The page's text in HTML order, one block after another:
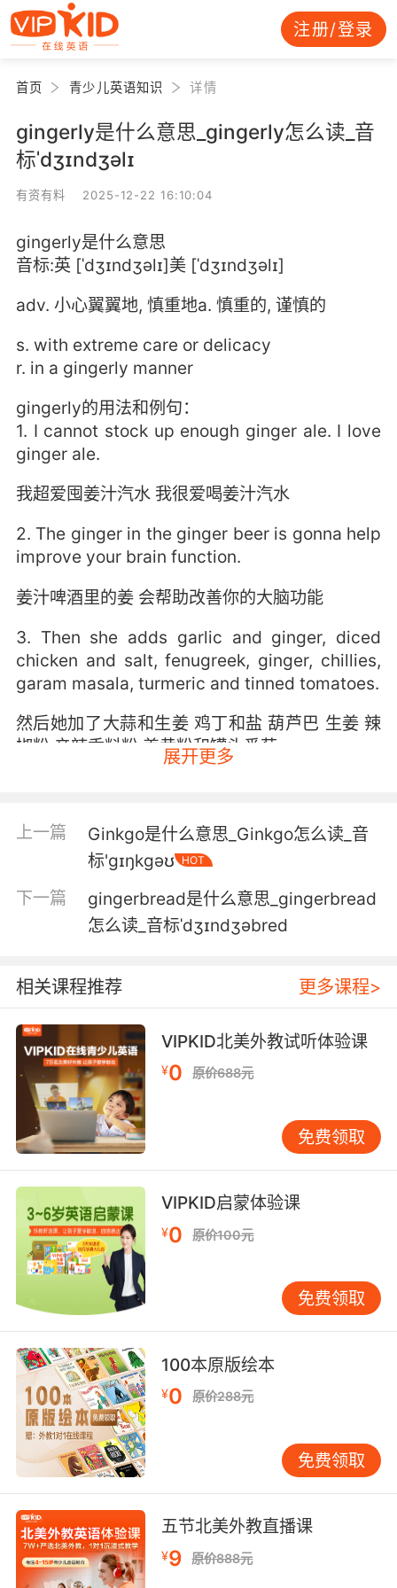
注册/登录
首页 青少儿英语知识 详情
gingerly是什么意思_gingerly怎么读_音
标ˈdʒɪndʒəlɪ
有资有料 2025-12-22 16:10:04
gingerly是什么意思
音标:英 [ˈdʒɪndʒəlɪ]美 [ˈdʒɪndʒəlɪ]
adv. 小心翼翼地, 慎重地a. 慎重的, 谨慎的
s. with extreme care or delicacy
r. in a gingerly manner
gingerly的用法和例句：
1. I cannot stock up enough ginger ale. I love
ginger ale.
我超爱囤姜汁汽水 我很爱喝姜汁汽水
2. The ginger in the ginger beer is gonna help
improve your brain function.
姜汁啤酒里的姜 会帮助改善你的大脑功能
3. Then she adds garlic and ginger, diced
chicken and salt, fenugreek, ginger, chillies,
garam masala, turmeric and tinned tomatoes.
然后她加了大蒜和生姜 鸡丁和盐 葫芦巴 生姜 辣
椒粉 辛辣香料粉 姜黄粉和罐头番茄
这就是它和生姜蛋糕的不同之处
5. So what you have there is ginger and
pumpkin cheesecake.
6. If I park that, that's for the ginger biscuits.
我先把这放放 那是用来做姜饼的
7. Ginger, I'm telling you this as a friend.
金杰 我是以朋友的身份说的
8. Our bourbon and ginger is a big seller.
我们的波本威士忌和姜汁酒卖得很好
9. With ginger maybe, it's good for the
nerves.
可以加点姜汁 能够舒缓神经
10. It should have been ginger ale or even
beer.
他该喝姜汁汽水的 或者啤酒也行啊
展开更多
上一篇
Ginkgo是什么意思_Ginkgo怎么读_音
标'ɡɪŋkɡəʊ
HOT
下一篇
gingerbread是什么意思_gingerbread
怎么读_音标ˈdʒɪndʒəbred
相关课程推荐 更多课程>
VIPKID北美外教试听体验课
¥0 原价688元
免费领取
VIPKID启蒙体验课
¥0 原价100元
免费领取
100本原版绘本
¥0 原价288元
免费领取
五节北美外教直播课
¥9 原价888元